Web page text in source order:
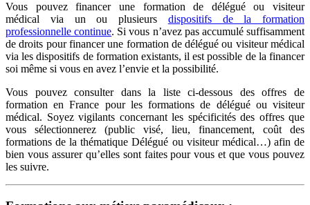
Vous pouvez financer une formation de délégué ou visiteur
médical via un ou plusieurs dispositifs de la formation
professionnelle continue. Si vous n’avez pas accumulé suffisamment
de droits pour financer une formation de délégué ou visiteur médical
via les dispositifs de formation existants, il est possible de la financer
soi même si vous en avez l’envie et la possibilité.
Vous pouvez consulter dans la liste ci-dessous des offres de
formation en France pour les formationsde délégué ou visiteur
médical. Soyez vigilants concernant les spécificités des offres que
vous sélectionnerez (public visé, lieu, financement, coût des
formations de la thématique Délégué ou visiteur médical…) afin de
bien vous assurer qu’elles sont faites pour vous et que vous pouvez
les suivre.